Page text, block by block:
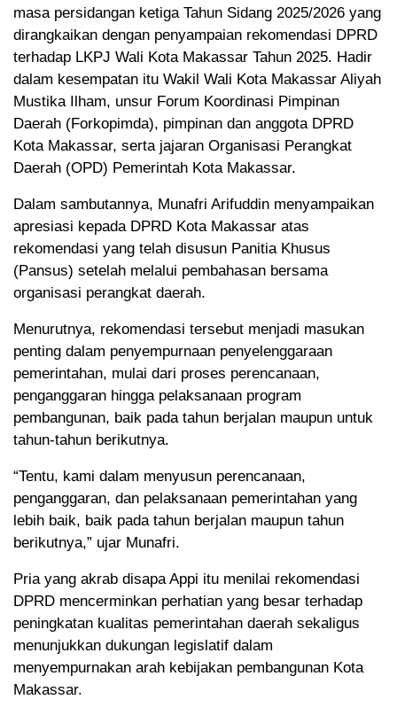
masa persidangan ketiga Tahun Sidang 2025/2026 yang
dirangkaikan dengan penyampaian rekomendasi DPRD
terhadap LKPJ Wali Kota Makassar Tahun 2025. Hadir
dalam kesempatan itu Wakil Wali Kota Makassar Aliyah
Mustika Ilham, unsur Forum Koordinasi Pimpinan
Daerah (Forkopimda), pimpinan dan anggota DPRD
Kota Makassar, serta jajaran Organisasi Perangkat
Daerah (OPD) Pemerintah Kota Makassar.
Dalam sambutannya, Munafri Arifuddin menyampaikan
apresiasi kepada DPRD Kota Makassar atas
rekomendasi yang telah disusun Panitia Khusus
(Pansus) setelah melalui pembahasan bersama
organisasi perangkat daerah.
Menurutnya, rekomendasi tersebut menjadi masukan
penting dalam penyempurnaan penyelenggaraan
pemerintahan, mulai dari proses perencanaan,
penganggaran hingga pelaksanaan program
pembangunan, baik pada tahun berjalan maupun untuk
tahun-tahun berikutnya.
“Tentu, kami dalam menyusun perencanaan,
penganggaran, dan pelaksanaan pemerintahan yang
lebih baik, baik pada tahun berjalan maupun tahun
berikutnya,” ujar Munafri.
Pria yang akrab disapa Appi itu menilai rekomendasi
DPRD mencerminkan perhatian yang besar terhadap
peningkatan kualitas pemerintahan daerah sekaligus
menunjukkan dukungan legislatif dalam
menyempurnakan arah kebijakan pembangunan Kota
Makassar.